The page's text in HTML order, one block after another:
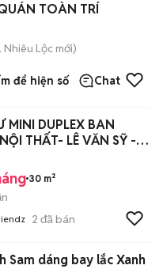
TOÀN TRÍ
Nhiêu Lộc mới)
để hiện số Chat
MINI DUPLEX BAN
THẤT- LÊ VĂN SỸ -
30 m²
2 đã bán
Sam dáng bay lắc Xanh